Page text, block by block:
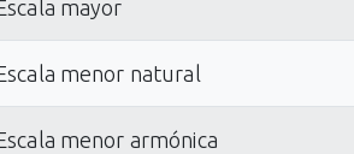
mayor
menor natural
menor armónica